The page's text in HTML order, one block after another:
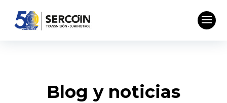
Blog y noticias